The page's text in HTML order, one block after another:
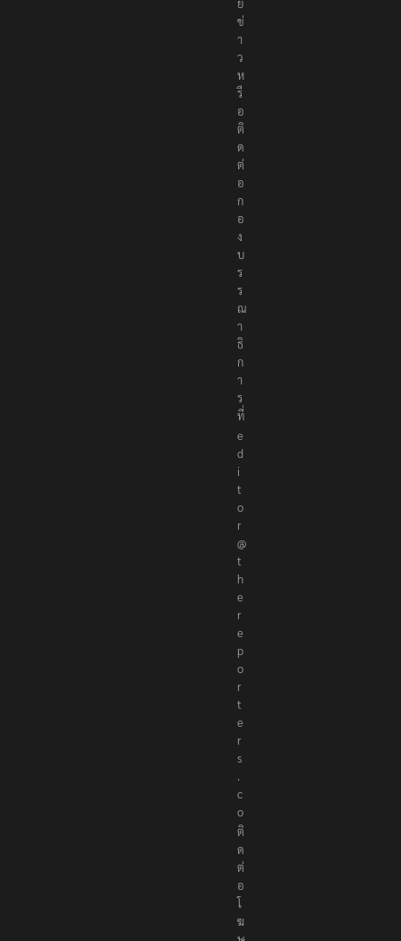
ย
ข่
า
ว
ห
รื
อ
ติ
ด
ต่
อ
ก
อ
ง
บ
ร
ร
ณ
า
ธิ
ก
า
ร
ที่
e
d
i
t
o
r
@
t
h
e
r
e
p
o
r
t
e
r
s
.
c
o
ติ
ด
ต่
อ
โ
ฆ